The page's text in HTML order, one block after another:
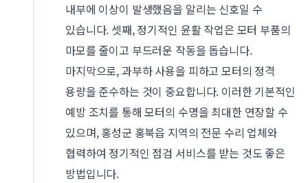
내부에 이상이 발생했음을 알리는 신호일 수
있습니다. 셋째, 정기적인 윤활 작업은 모터 부품의
마모를 줄이고 부드러운 작동을 돕습니다.
마지막으로, 과부하 사용을 피하고 모터의 정격
용량을 준수하는 것이 중요합니다. 이러한 기본적인
예방 조치를 통해 모터의 수명을 최대한 연장할 수
있으며, 홍성군 홍북읍 지역의 전문 수리 업체와
협력하여 정기적인 점검 서비스를 받는 것도 좋은
방법입니다.